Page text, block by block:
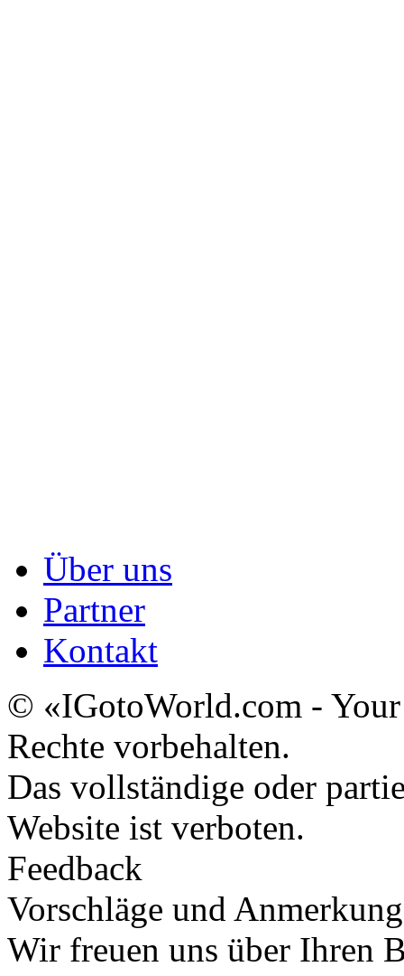
Über uns
Partner
Kontakt
© «IGotoWorld.com -
Rechte vorbehalten.
Das vollständige oder
Website ist verboten.
Feedback
Vorschläge und
Wir freuen uns über Ihren